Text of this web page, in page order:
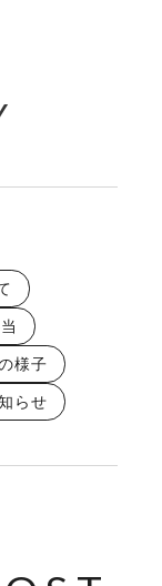
様子
らせ